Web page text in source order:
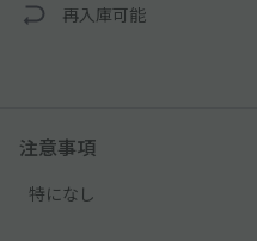
再入庫可能
注意事項
特になし